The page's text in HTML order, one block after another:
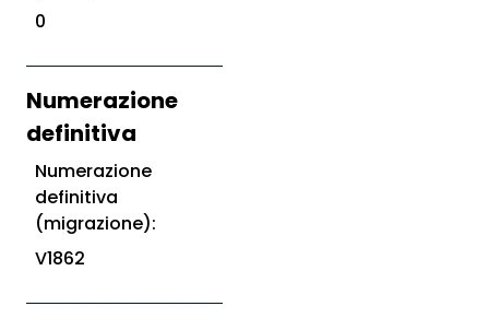
0
Numerazione
definitiva
Numerazione
definitiva
(migrazione):
V1862